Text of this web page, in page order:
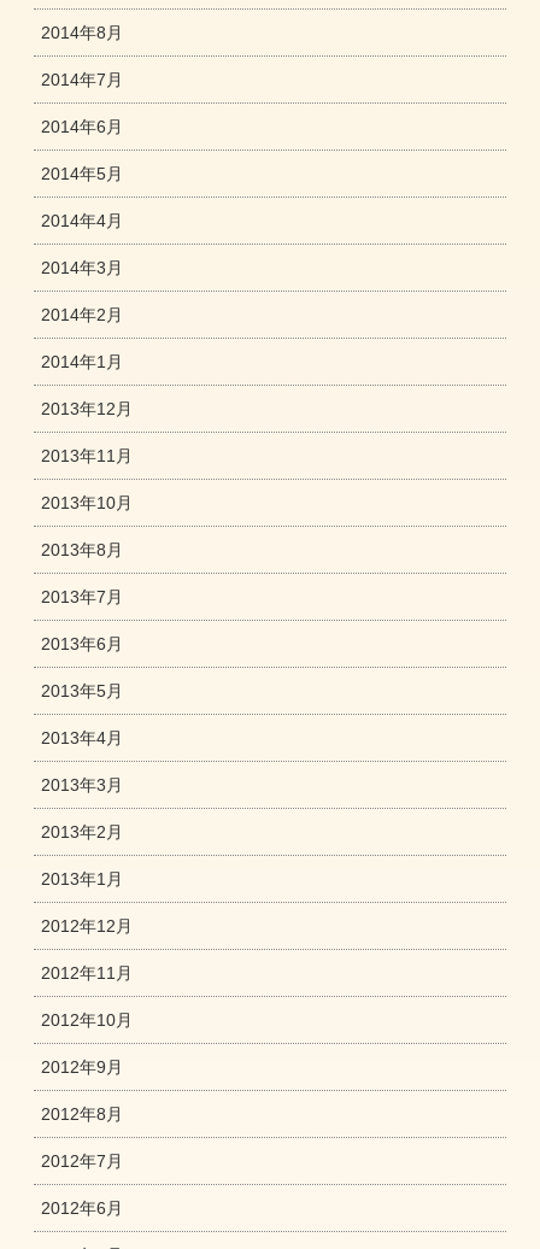
2014年8月
2014年7月
2014年6月
2014年5月
2014年4月
2014年3月
2014年2月
2014年1月
2013年12月
2013年11月
2013年10月
2013年8月
2013年7月
2013年6月
2013年5月
2013年4月
2013年3月
2013年2月
2013年1月
2012年12月
2012年11月
2012年10月
2012年9月
2012年8月
2012年7月
2012年6月